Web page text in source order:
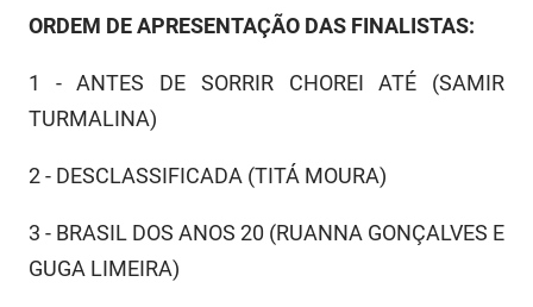
PB Saúde
ORDEM DE APRESENTAÇÃO DAS FINALISTAS:
1 - ANTES DE SORRIR CHOREI ATÉ (SAMIR
TURMALINA)
2 - DESCLASSIFICADA (TITÁ MOURA)
3 - BRASIL DOS ANOS 20 (RUANNA GONÇALVES E
GUGA LIMEIRA)